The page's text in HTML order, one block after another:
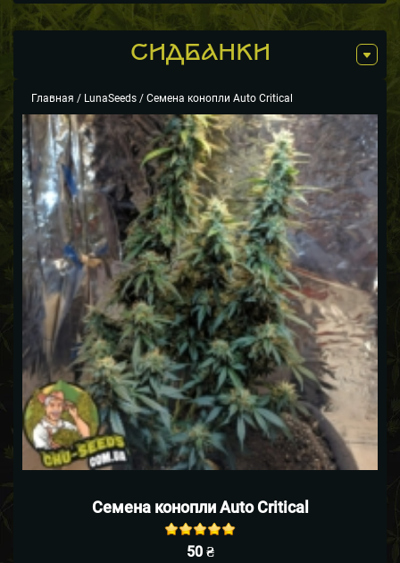
СИДБАНКИ
Главная / LunaSeeds / Семена конопли Auto Critical
Семена конопли Auto Critical
Ratedout of
5 based on
50 ₴